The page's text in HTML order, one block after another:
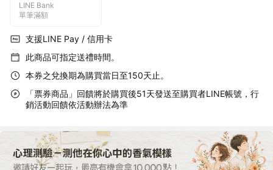
LINE Bank
單筆滿額
支援LINE Pay / 信用卡
此商品可指定送禮時間。
本券之兌換期為購買當日至150天止。
「票券商品」回饋將於購買後51天發送至購買者LINE帳號，行
銷活動回饋依活動辦法為準